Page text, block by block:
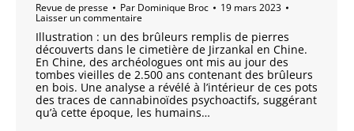
Revue de presse Par Dominique Broc 19 mars 2023
Laisser un commentaire
Illustration : un des brûleurs remplis de pierres
découverts dans le cimetière de Jirzankal en Chine.
En Chine, des archéologues ont mis au jour des
tombes vieilles de 2.500 ans contenant des brûleurs
en bois. Une analyse a révélé à l’intérieur de ces pots
des traces de cannabinoïdes psychoactifs, suggérant
qu’à cette époque, les humains…